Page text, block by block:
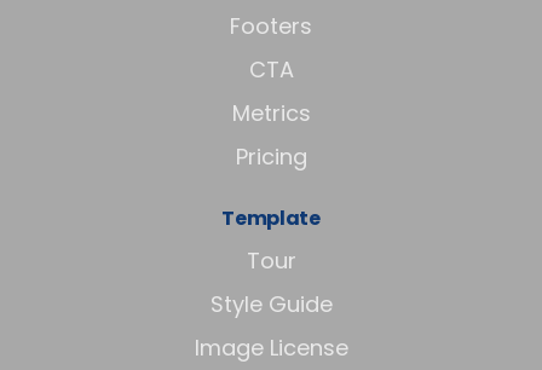
Footers
CTA
Metrics
Pricing
Template
Tour
Style Guide
Image License